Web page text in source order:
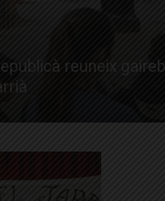
reuneix